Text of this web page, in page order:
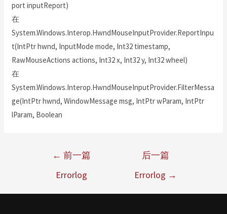
port inputReport)
在
System.Windows.Interop.HwndMouseInputProvider.ReportInpu
t(IntPtr hwnd, InputMode mode, Int32 timestamp,
RawMouseActions actions, Int32 x, Int32 y, Int32 wheel)
在
System.Windows.Interop.HwndMouseInputProvider.FilterMessa
ge(IntPtr hwnd, WindowMessage msg, IntPtr wParam, IntPtr
lParam, Boolean
← 前一篇
Errorlog
后一篇
Errorlog →